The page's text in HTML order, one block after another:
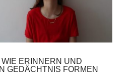
ERINNERN UND
GEDÄCHTNIS FORMEN